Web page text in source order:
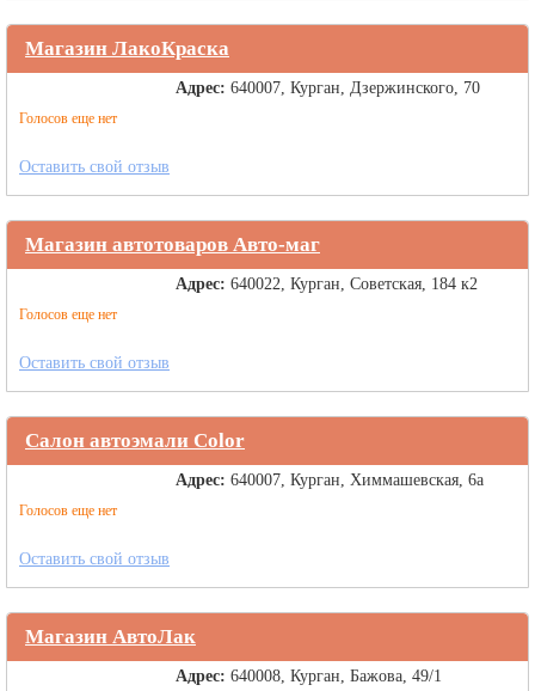
Магазин ЛакоКраска
Голосов еще нет
Адрес: 640007, Курган, Дзержинского, 70
Оставить свой отзыв
Магазин автотоваров Авто-маг
Голосов еще нет
Адрес: 640022, Курган, Советская, 184 к2
Оставить свой отзыв
Салон автоэмали Color
Голосов еще нет
Адрес: 640007, Курган, Химмашевская, 6а
Оставить свой отзыв
Магазин АвтоЛак
Адрес: 640008, Курган, Бажова, 49/1